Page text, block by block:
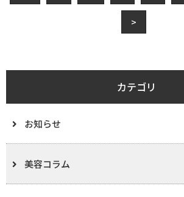
>
カテゴリ
お知らせ
美容コラム